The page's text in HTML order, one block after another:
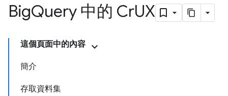
BigQuery 中的 CrUX
這個頁面中的內容
簡介
存取資料集